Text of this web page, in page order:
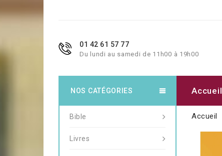
01 42 61 57 77
Du lundi au samedi de 11h00 à 19h00
Accueil
Accueil
NOS CATÉGORIES
Bible
Livres